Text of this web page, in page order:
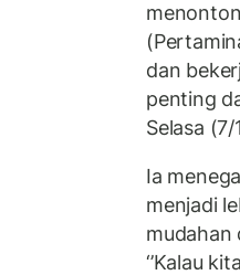
dan
penting
Selasa
Ia
menjadi
mudahan
‘’Kalau